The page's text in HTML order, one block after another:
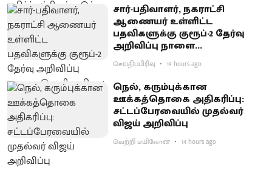
சார்-பதிவாளர், நகராட்சி
ஆணையர் உள்ளிட்ட
பதவிகளுக்கு குரூப்-2 தேர்வு
அறிவிப்பு நாளை
வெளியாகிறது
செய்திப்பிரிவு 19 hours ago
நெல், கரும்புக்கான
ஊக்கத்தொகை அதிகரிப்பு:
சட்டப்பேரவையில் முதல்வர்
விஜய் அறிவிப்பு
வெற்றி மயிலோன் 14 hours ago